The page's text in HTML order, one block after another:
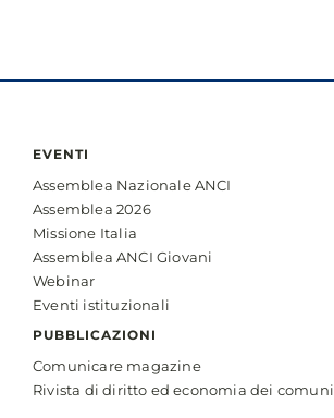
EVENTI
Assemblea Nazionale ANCI
Assemblea 2026
Missione Italia
Assemblea ANCI Giovani
Webinar
Eventi istituzionali
PUBBLICAZIONI
Comunicare magazine
Rivista di diritto ed economia dei comuni